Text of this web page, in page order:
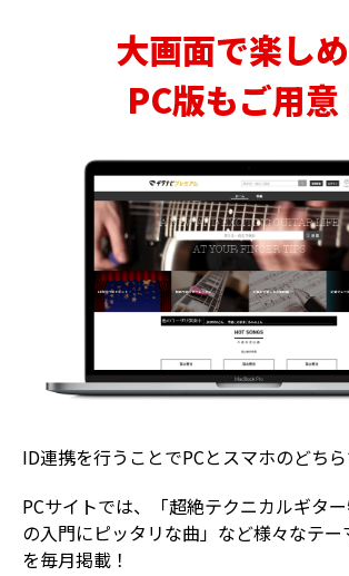
大画面で楽し
PC版もご用意
ID連携を行うことでPCとスマホのどち
PCサイトでは、「超絶テクニカルギタ
の入門にピッタリな曲」など様々なテ
を毎月掲載！